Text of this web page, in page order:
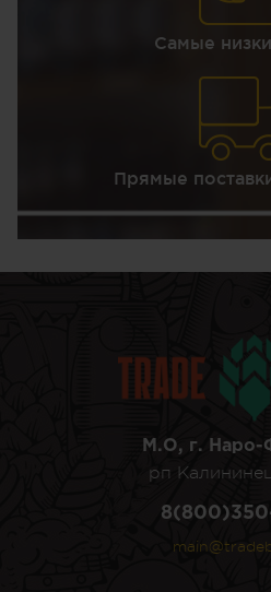
Самые
Прямые
М.О, г. Наро-
рп